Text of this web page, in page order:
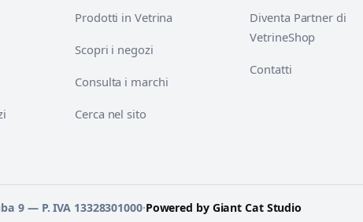
Prodotti in Vetrina
Scopri i negozi
Consulta i marchi
Cerca nel sito
Diventa Partner di
VetrineShop
Contatti
9 — P. IVA 13328301000·Powered by Giant Cat Studio